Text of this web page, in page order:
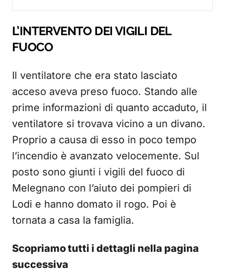
L’INTERVENTO DEI VIGILI DEL
FUOCO
Il ventilatore che era stato lasciato
acceso aveva preso fuoco. Stando alle
prime informazioni di quanto accaduto, il
ventilatore si trovava vicino a un divano.
Proprio a causa di esso in poco tempo
l’incendio è avanzato velocemente. Sul
posto sono giunti i vigili del fuoco di
Melegnano con l’aiuto dei pompieri di
Lodi e hanno domato il rogo. Poi è
tornata a casa la famiglia.
Scopriamo tutti i dettagli nella pagina
successiva